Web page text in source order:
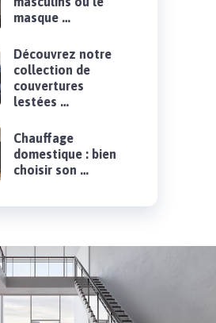
masque …
Découvrez notre
collection de
couvertures
lestées …
Chauffage
domestique : bien
choisir son …